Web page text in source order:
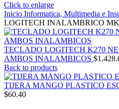
Click to enlarge
Inicio Informatica, Multimedia e
LOGITECH INALAMBRICO
TECLADO LOGITECH K270
AMBOS INALAMBICOS $
Back to products
TIJERA MANGO PLASTICO
$60.40